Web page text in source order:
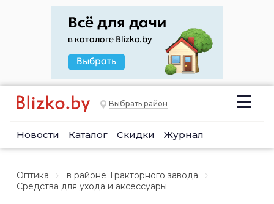
Выбрать район
Новости Каталог Скидки Журнал
Оптика
в районе Тракторного завода
Средства для ухода и аксессуары